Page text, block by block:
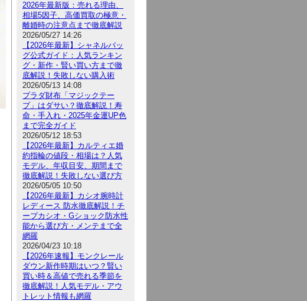
2026年最新版：売れる理由、
相場5因子、高価買取の極意・
離婚時の注意点まで徹底解説
2026/05/27 14:26
【2026年最新】シャネルバッ
グ公式ガイド：人気ランキン
グ・新作・賢い買い方まで徹
底解説！失敗しない購入術
2026/05/13 14:08
プラダ財布「マジックテー
プ」はダサい？徹底解説！寿
命・手入れ・2025年金運UP色
まで完全ガイド
2026/05/12 18:53
【2026年最新】カルティエ婚
約指輪の値段・相場は？人気
モデル、年収目安、期間まで
徹底解説！失敗しない選び方
2026/05/05 10:50
【2026年最新】カシオ腕時計
レディース 防水徹底解説！チ
ープカシオ・Gショック防水性
能から選び方・メンテまで全
網羅
2026/04/23 10:18
【2026年速報】モンクレール
ダウン新作時期はいつ？賢い
買い時＆高値で売れる季節を
徹底解説！人気モデル・アウ
トレット情報も網羅